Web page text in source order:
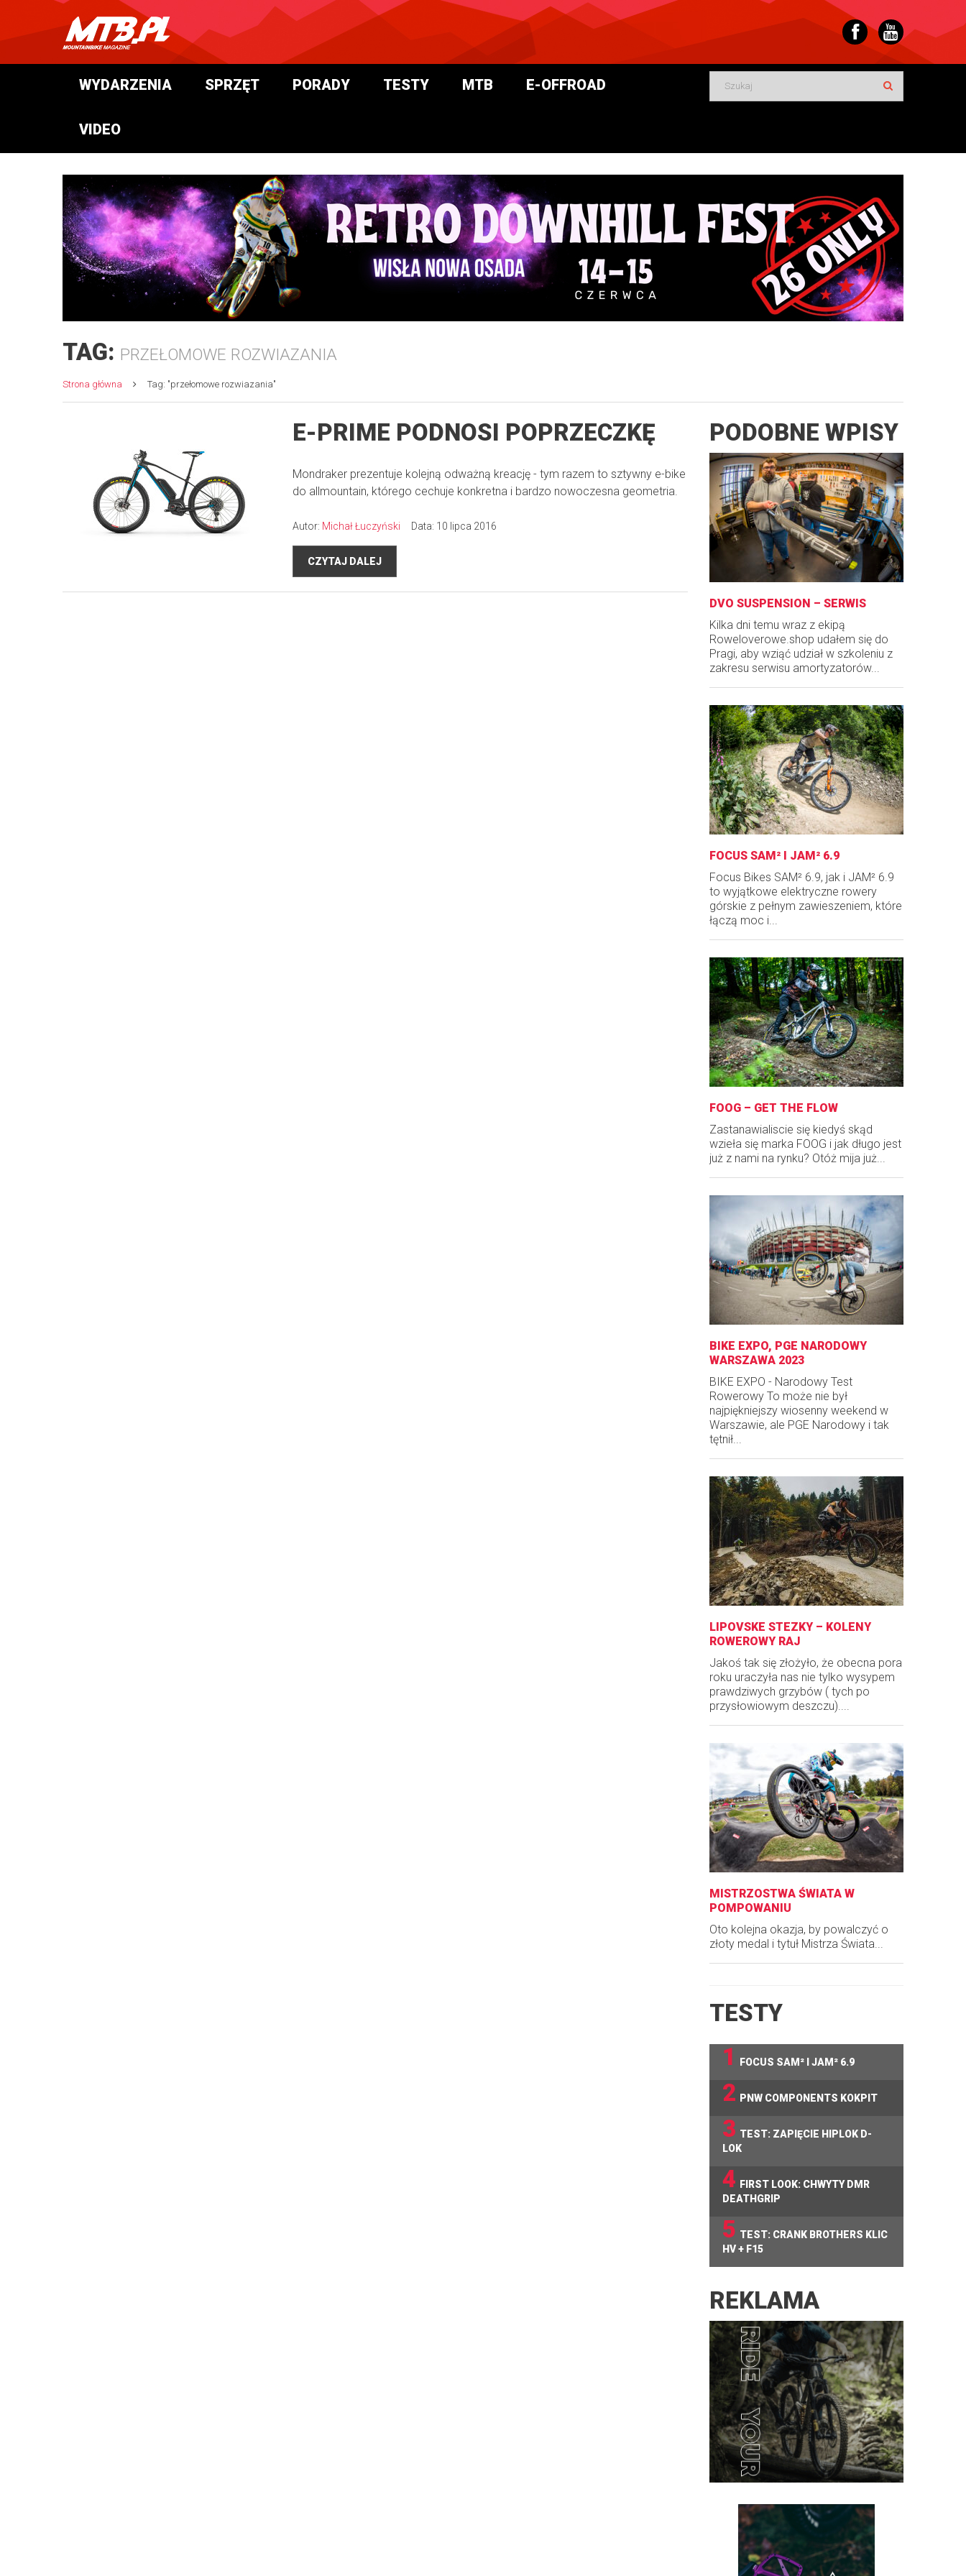
WYDARZENIA SPRZĘT PORADY TESTY MTB E-OFFROAD
VIDEO
TAG: PRZEŁOMOWE ROZWIAZANIA
Strona główna Tag: "przełomowe rozwiazania"
E-PRIME PODNOSI POPRZECZKĘ
Mondraker prezentuje kolejną odważną kreację - tym razem to sztywny e-bike
do allmountain, którego cechuje konkretna i bardzo nowoczesna geometria.
Autor: Michał Łuczyński Data: 10 lipca 2016
CZYTAJ DALEJ
PODOBNE WPISY
DVO SUSPENSION – SERWIS
Kilka dni temu wraz z ekipą
Roweloverowe.shop udałem się do
Pragi, aby wziąć udział w szkoleniu z
zakresu serwisu amortyzatorów...
FOCUS SAM² I JAM² 6.9
Focus Bikes SAM² 6.9, jak i JAM² 6.9
to wyjątkowe elektryczne rowery
górskie z pełnym zawieszeniem, które
łączą moc i...
FOOG – GET THE FLOW
Zastanawialiscie się kiedyś skąd
wzieła się marka FOOG i jak długo jest
już z nami na rynku? Otóż mija już...
BIKE EXPO, PGE NARODOWY
WARSZAWA 2023
BIKE EXPO - Narodowy Test
Rowerowy To może nie był
najpiękniejszy wiosenny weekend w
Warszawie, ale PGE Narodowy i tak
tętnił...
LIPOVSKE STEZKY – KOLENY
ROWEROWY RAJ
Jakoś tak się złożyło, że obecna pora
roku uraczyła nas nie tylko wysypem
prawdziwych grzybów ( tych po
przysłowiowym deszczu)....
MISTRZOSTWA ŚWIATA W
POMPOWANIU
Oto kolejna okazja, by powalczyć o
złoty medal i tytuł Mistrza Świata...
TESTY
1
FOCUS SAM² I JAM² 6.9
2 PNW COMPONENTS KOKPIT
3 TEST: ZAPIĘCIE HIPLOK D-
LOK
4 FIRST LOOK: CHWYTY DMR
DEATHGRIP
5 TEST: CRANK BROTHERS KLIC
HV + F15
REKLAMA